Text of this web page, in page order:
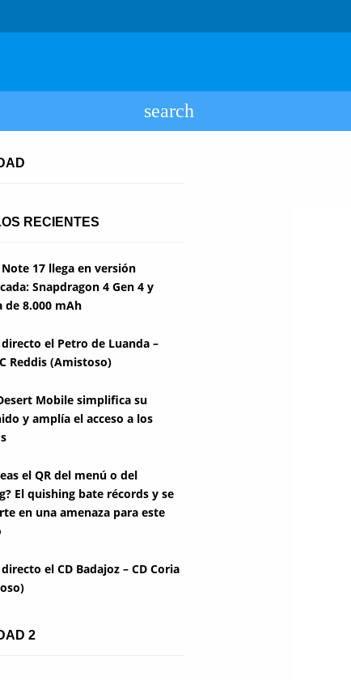
RECIENTES
17 llega en versión
Snapdragon 4 Gen 4 y
de 8.000 mAh
el Petro de Luanda –
Reddis (Amistoso)
Mobile simplifica su
y amplía el acceso a los
el QR del menú o del
El quishing bate récords y se
en una amenaza para este
el CD Badajoz – CD Coria
2